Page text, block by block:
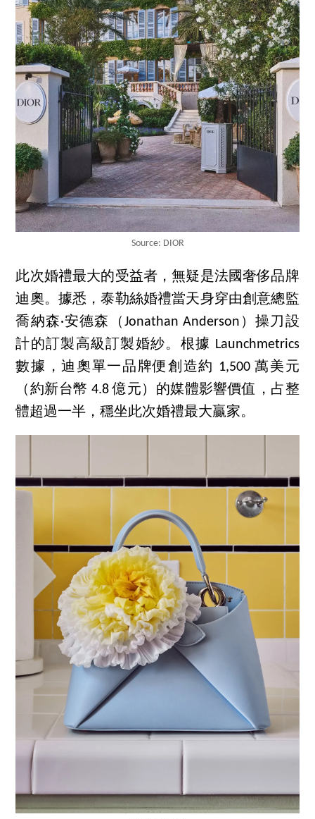
Source: DIOR
此次婚禮最大的受益者，無疑是法國奢侈品牌
迪奧。據悉，泰勒絲婚禮當天身穿由創意總監
喬納森·安德森（Jonathan Anderson）操刀設
計的訂製高級訂製婚紗。根據 Launchmetrics
數據，迪奧單一品牌便創造約 1,500 萬美元
（約新台幣 4.8 億元）的媒體影響價值，占整
體超過一半，穩坐此次婚禮最大贏家。